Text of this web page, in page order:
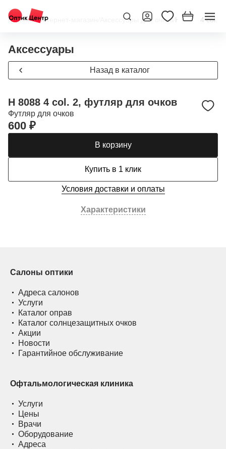
Главная/Интернет-магазин Аксессуары для очков/ H 8088 4 col.
Аксессуары
Назад в каталог
H 8088 4 col. 2, футляр для очков
Футляр для очков
600 ₽
В корзину
Купить в 1 клик
Условия доставки и оплаты
Характеристики
Салоны оптики
Адреса салонов
Услуги
Каталог оправ
Каталог солнцезащитных очков
Акции
Новости
Гарантийное обслуживание
Офтальмологическая клиника
Услуги
Цены
Врачи
Оборудование
Адреса